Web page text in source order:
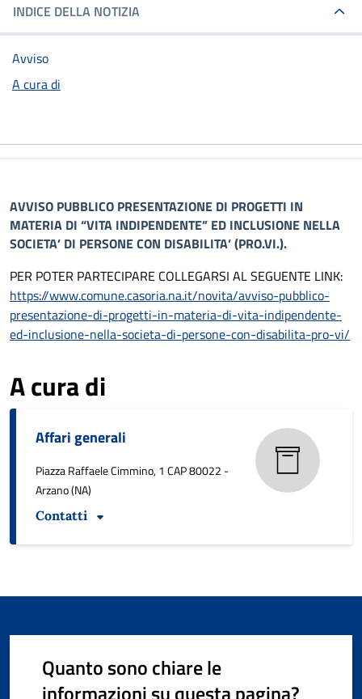
INDICE DELLA NOTIZIA
Avviso
A cura di
AVVISO PUBBLICO PRESENTAZIONE DI PROGETTI IN
MATERIA DI “VITA INDIPENDENTE” ED INCLUSIONE NELLA
SOCIETA’ DI PERSONE CON DISABILITA’ (PRO.VI.).
PER POTER PARTECIPARE COLLEGARSI AL SEGUENTE LINK:
https://www.comune.casoria.na.it/novita/avviso-pubblico-
presentazione-di-progetti-in-materia-di-vita-indipendente-
ed-inclusione-nella-societa-di-persone-con-disabilita-pro-vi/
A cura di
Affari generali
Piazza Raffaele Cimmino, 1 CAP 80022 -
Arzano (NA)
Contatti
Quanto sono chiare le